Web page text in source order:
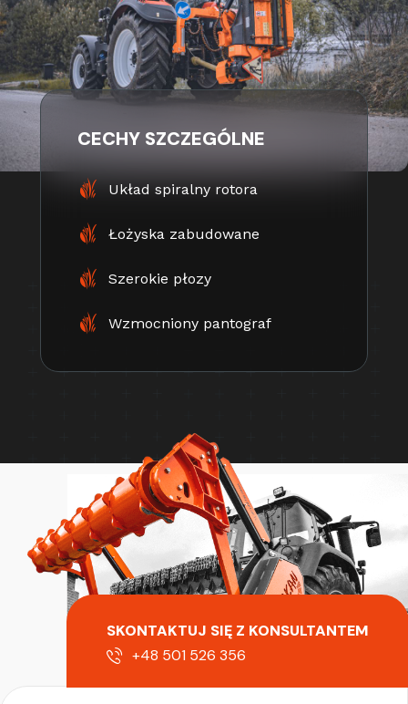
CECHY SZCZEGÓLNE
Układ spiralny rotora
Łożyska zabudowane
Szerokie płozy
Wzmocniony pantograf
SKONTAKTUJ SIĘ Z KONSULTANTEM
+48 501 526 356